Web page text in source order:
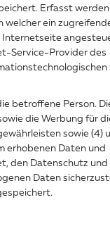
Erfasst
welcher ein
Internetseite
Service-Provider des
betroffene Person.
die Werbung für
sowie (4)
erhobenen Daten und
den Datenschutz und
Daten